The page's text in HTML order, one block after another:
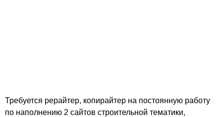
Требуется рерайтер, копирайтер на постоянную работу
по наполнению 2 сайтов строительной тематики,